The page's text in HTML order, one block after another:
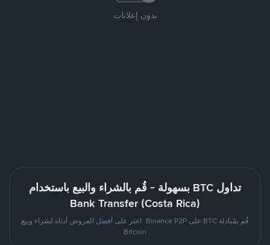
بدون إعلانات
تداول BTC بسهولة - قُم بالشراء والبيع باستخدام
Bank Transfer (Costa Rica)
قُم بمُبادلة BTC على Binance P2P. اعثر على أفضل العروض أدناه لشراء وبيع
Bitcoin